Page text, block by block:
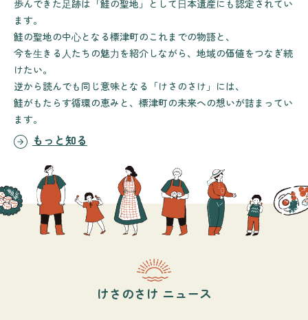
歩んできた⾜跡は「鮭の聖地」として⽇本遺産にも認定されてい
ます。
鮭の聖地の中⼼となる標津町のこれまでの物語と、
今を⽣きる⼈たちの魅⼒を紹介しながら、地域の価値をつなぎ続
けたい。
逆から読んでも同じ意味となる「けさのさけ」には、
鮭がもたらす循環の恵みと、標津町の未来への想いが詰まってい
ます。
もっと知る
けさのさけ ニュース